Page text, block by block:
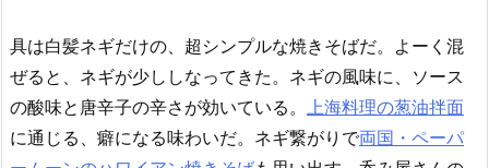
具は白髪ネギだけの、超シンプルな焼きそばだ。よーく混
ぜると、ネギが少ししなってきた。ネギの風味に、ソース
の酸味と唐辛子の辛さが効いている。 上海料理の葱油拌面
に通じる、癖になる味わいだ。ネギ繋がりで両国・ペーパ